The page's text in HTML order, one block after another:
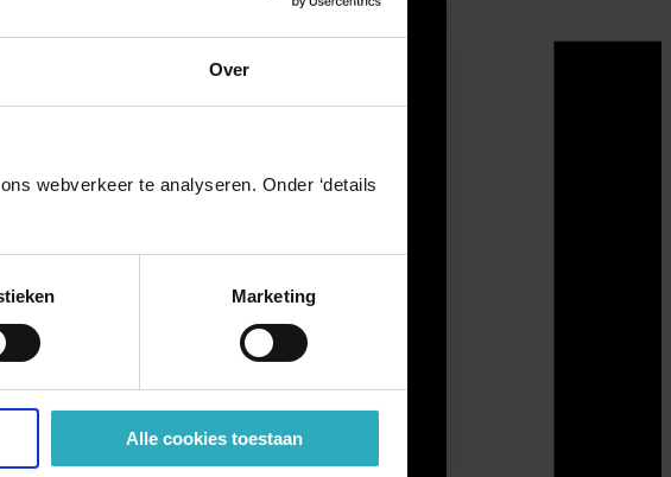
Over
webverkeer te analyseren. Onder ‘details
Marketing
Alle cookies toestaan